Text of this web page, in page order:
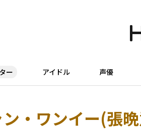
ー アイドル 声優
ン・ワンイー(張